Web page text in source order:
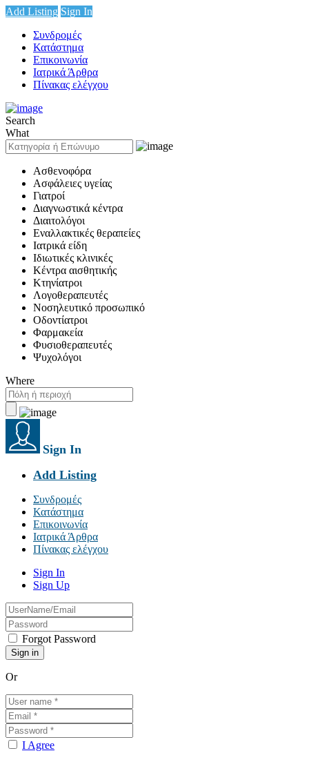
Add Listing Sign In
Συνδρομές
Κατάστημα
Επικοινωνία
Ιατρικά Άρθρα
Πίνακας ελέγχου
Search
What
Ασθενοφόρα
Ασφάλειες υγείας
Γιατροί
Διαγνωστικά κέντρα
Διαιτολόγοι
Εναλλακτικές θεραπείες
Ιατρικά είδη
Ιδιωτικές κλινικές
Κέντρα αισθητικής
Κτηνίατροι
Λογοθεραπευτές
Νοσηλευτικό προσωπικό
Οδοντίατροι
Φαρμακεία
Φυσιοθεραπευτές
Ψυχολόγοι
Where
Sign In
Add Listing
Συνδρομές
Κατάστημα
Επικοινωνία
Ιατρικά Άρθρα
Πίνακας ελέγχου
Sign In
Sign Up
Forgot Password
Or
I Agree